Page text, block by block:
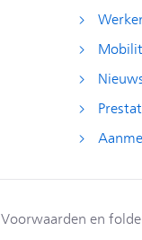
Voorwaarden en